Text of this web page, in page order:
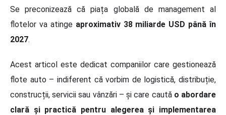
Se preconizează că piața globală de management al
flotelor va atinge aproximativ 38 miliarde USD până în
2027.
Acest articol este dedicat companiilor care gestionează
flote auto – indiferent că vorbim de logistică, distribuție,
construcții, servicii sau vânzări – și care caută o abordare
clară și practică pentru alegerea și implementarea